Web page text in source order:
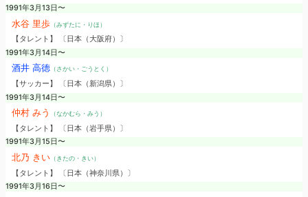
1991年3月13日〜
水谷 里歩（みずたに・りほ）
【タレント】 〔日本（大阪府）〕
1991年3月14日〜
酒井 高徳（さかい・ごうとく）
【サッカー】 〔日本（新潟県）〕
1991年3月14日〜
仲村 みう （なかむら・みう）
【タレント】 〔日本（岩手県）〕
1991年3月15日〜
北乃 きい（きたの・きい）
【タレント】 〔日本（神奈川県）〕
1991年3月16日〜